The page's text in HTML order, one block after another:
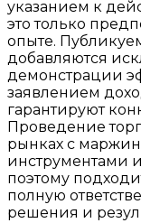
указанием к
это только
опыте.
добавляются
демонстрации
заявлением
гарантируют
Проведение
рынках с
инструментами
поэтому
полную
решения и